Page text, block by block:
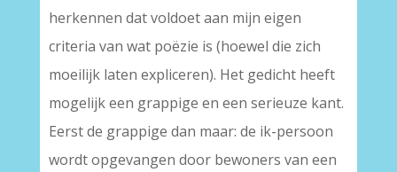
herkennen dat voldoet aan mijn eigen
criteria van wat poëzie is (hoewel die zich
moeilijk laten expliceren). Het gedicht heeft
mogelijk een grappige en een serieuze kant.
Eerst de grappige dan maar: de ik-persoon
wordt opgevangen door bewoners van een